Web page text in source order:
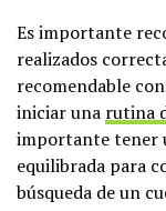
Es importante
realizados
recomendable
iniciar una rutina
importante tener
equilibrada para
búsqueda de un